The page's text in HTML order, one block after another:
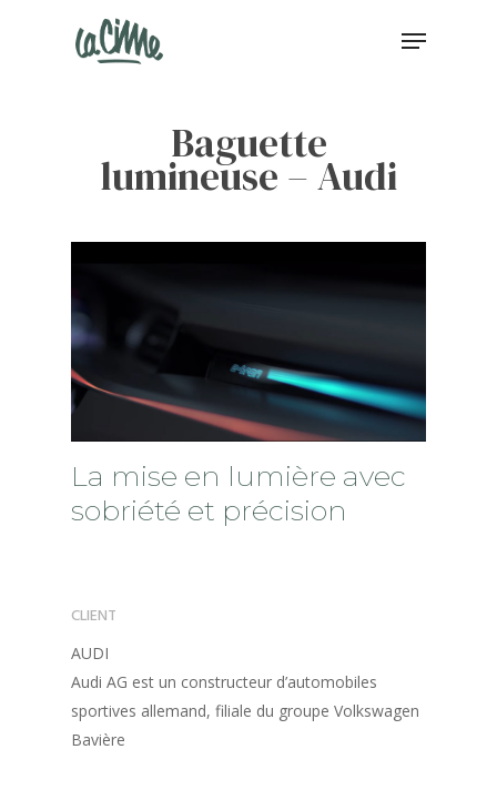
Baguette
lumineuse – Audi
La mise en lumière avec
sobriété et précision
CLIENT
AUDI
Audi AG est un constructeur d’automobiles
sportives allemand, filiale du groupe Volkswagen
Bavière